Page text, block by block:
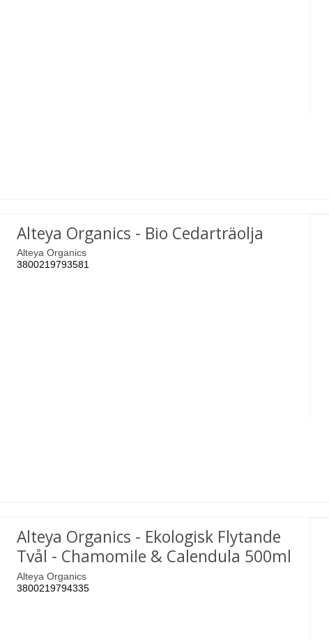
Alteya Organics - Bio Cedarträolja
Alteya Organics
3800219793581
Alteya Organics - Ekologisk Flytande
Tvål - Chamomile & Calendula 500ml
Alteya Organics
3800219794335